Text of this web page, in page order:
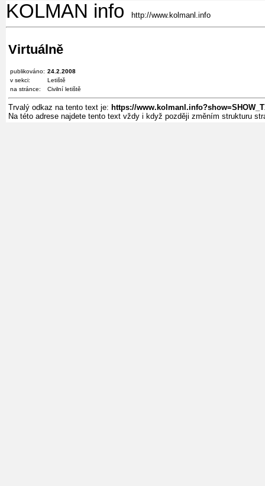
KOLMAN info http://www.kolmanl.info
Virtuálně
publikováno: 24.2.2008
v sekci:
Letiště
na stránce:
Civilní letiště
Trvalý odkaz na tento text je: https://
Na této adrese najdete tento text vždy i když později změním strukturu